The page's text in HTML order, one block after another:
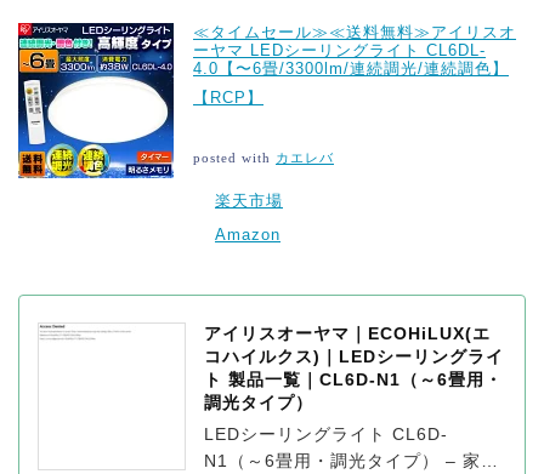
≪タイムセール≫≪送料無料≫アイリスオ
ーヤマ LEDシーリングライト CL6DL-
4.0【〜6畳/3300lm/連続調光/連続調色】
【RCP】
posted with カエレバ
楽天市場
Amazon
アイリスオーヤマ｜ECOHiLUX(エ
コハイルクス)｜LEDシーリングライ
ト 製品一覧｜CL6D-N1（～6畳用・
調光タイプ）
LEDシーリングライト CL6D-
N1（～6畳用・調光タイプ） – 家族